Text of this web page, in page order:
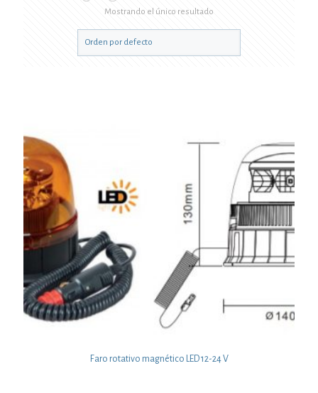
Mostrando el único resultado
Faro rotativo magnético LED 12-24 V